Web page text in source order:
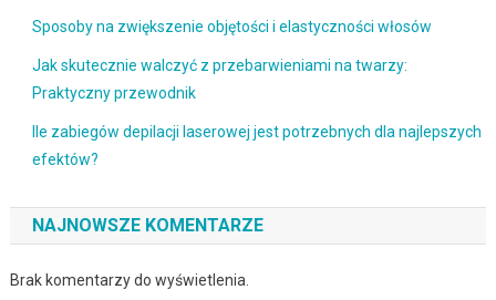
Sposoby na zwiększenie objętości i elastyczności włosów
Jak skutecznie walczyć z przebarwieniami na twarzy:
Praktyczny przewodnik
Ile zabiegów depilacji laserowej jest potrzebnych dla najlepszych
efektów?
NAJNOWSZE KOMENTARZE
Brak komentarzy do wyświetlenia.